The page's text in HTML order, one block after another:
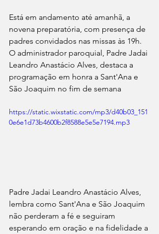
Está em andamento até amanhã, a
novena preparatória, com presença de
padres convidados nas missas às 19h.
O administrador paroquial, Padre Jadai
Leandro Anastácio Alves, destaca a
programação em honra a Sant'Ana e
São Joaquim no fim de semana
https://static.wixstatic.com/mp3/d40b03_151
0e6e1d73b4600b2f8588e5e5e7194.mp3
Padre Jadai Leandro Anastácio Alves,
lembra como Sant'Ana e São Joaquim
não perderam a fé e seguiram
esperando em oração e na fidelidade a